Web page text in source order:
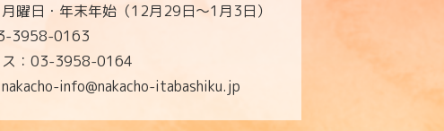
曜日・年末年始（12月29日～1月3日）
3958-0163
ス：03-3958-0164
info@nakacho-itabashiku.jp